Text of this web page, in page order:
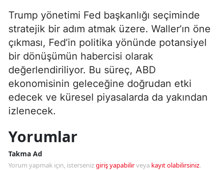
Trump yönetimi Fed başkanlığı seçiminde
stratejik bir adım atmak üzere. Waller’ın öne
çıkması, Fed’in politika yönünde potansiyel
bir dönüşümün habercisi olarak
değerlendiriliyor. Bu süreç, ABD
ekonomisinin geleceğine doğrudan etki
edecek ve küresel piyasalarda da yakından
izlenecek.
Yorumlar
Takma Ad
Yorum yapmak için, istersenizgiriş yapabilirveya kayıt olabilirsiniz.